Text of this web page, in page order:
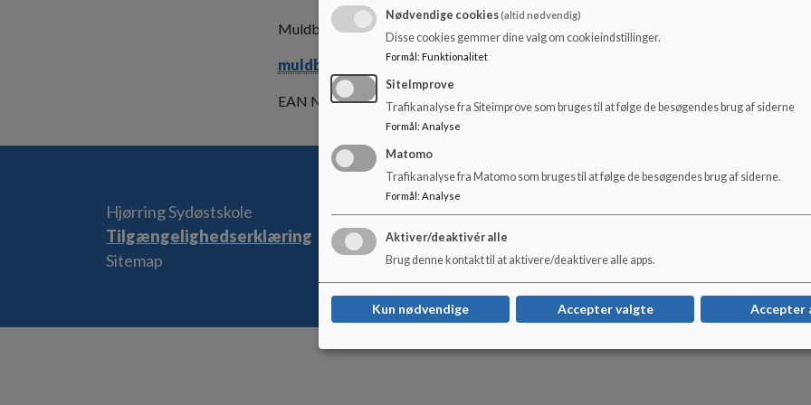
Muldbjerg Undervisningssted, Skolevangen 44, 9800 Hjørring, 72333910
muldbjergskolen@hjoerring.dk
EAN NR.: 5798003588469
Hjørring Sydøstskole
Tilgængelighedserklæring
Sitemap
Nødvendige cookies(altid nødvendig)
Disse cookies gemmer dine valg om cookieindstillinger.
Formål : Funktionalitet
SiteImprove
Trafikanalyse fra Siteimprove som bruges til at følge de besøgendes brug af siderne
Formål : Analyse
Matomo
Trafikanalyse fra Matomo som bruges til at følge de besøgendes brug af siderne.
Formål: Analyse
Aktiver/deaktivér alle
Brug denne kontakt til at aktivere/deaktivere alle apps.
Kun nødvendige Accepter valgte Accepter